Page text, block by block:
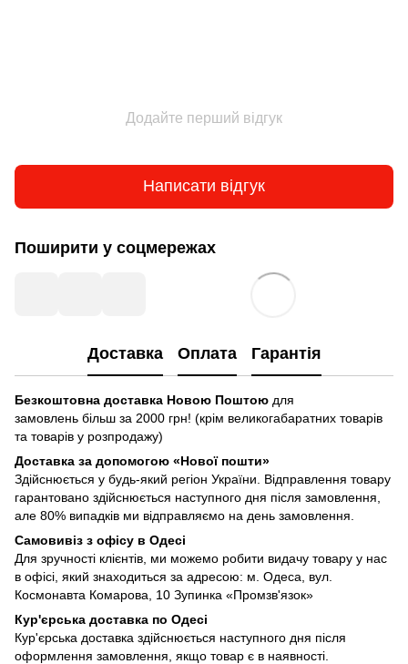
Додайте перший відгук
Написати відгук
Поширити у соцмережах
Доставка Оплата Гарантія
Безкоштовна доставка Новою Поштою для
замовлень більш за 2000 грн! (крім великогабаратних товарів
та товарів у розпродажу)
Доставка за допомогою «Нової пошти»
Здійснюється у будь-який регіон України. Відправлення товару
гарантовано здійснюється наступного дня після замовлення,
але 80% випадків ми відправляємо на день замовлення.
Самовивіз з офісу в Одесі
Для зручності клієнтів, ми можемо робити видачу товару у нас
в офісі, який знаходиться за адресою: м. Одеса, вул.
Космонавта Комарова, 10 Зупинка «Промзв'язок»
Кур'єрська доставка по Одесі
Кур'єрська доставка здійснюється наступного дня після
оформлення замовлення, якщо товар є в наявності.